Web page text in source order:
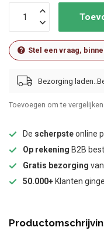
Stel een vraag,
Bezorging laden..
Toevoegen om te vergelijken
De scherpsteonline
Op rekening B2B
Gratis bezorging
50.000+ Klanten